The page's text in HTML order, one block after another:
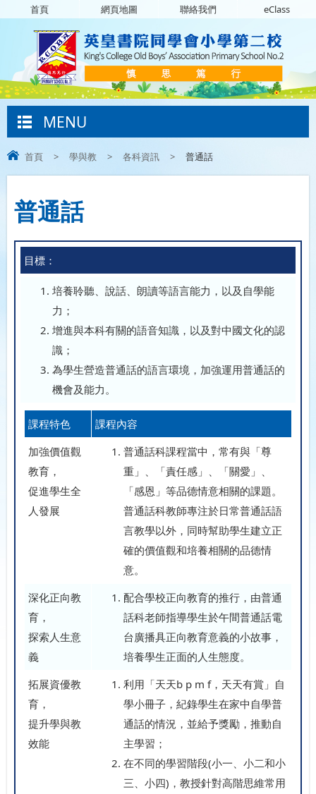
首頁 網頁地圖 聯絡我們 eClass
MENU
首頁 > 學與教 > 各科資訊 > 普通話
普通話
目標：
培養聆聽、說話、朗讀等語言能力，以及自學能
力；
增進與本科有關的語音知識，以及對中國文化的認
識；
為學生營造普通話的語言環境，加強運用普通話的
機會及能力。
課程特色
課程內容
加強價值觀
教育，
促進學生全
人發展
普通話科課程當中，常有與「尊
重」、「責任感」、「關愛」、
「感恩」等品德情意相關的課題。
普通話科教師專注於日常普通話語
言教學以外，同時幫助學生建立正
確的價值觀和培養相關的品德情
意。
深化正向教
育，
探索人生意
義
配合學校正向教育的推行，由普通
話科老師指導學生於午間普通話電
台廣播具正向教育意義的小故事，
培養學生正面的人生態度。
拓展資優教
育，
提升學與教
效能
利用「天天b p m f，天天有賞」自
學小冊子，紀錄學生在家中自學普
通話的情況，並給予獎勵，推動自
主學習；
在不同的學習階段(小一、小二和小
三、小四)，教授針對高階思維常用